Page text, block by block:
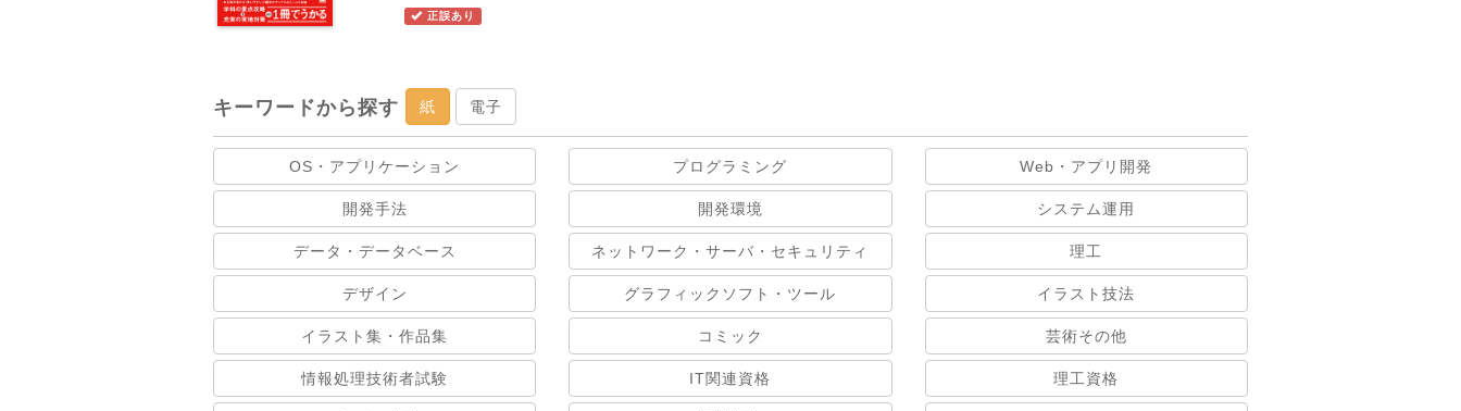
正誤あり
キーワードから探す 紙 電子
OS・アプリケーション プログラミング Web・アプリ開発
開発手法 開発環境 システム運用
データ・データベース ネットワーク・サーバ・セキュリティ 理工
デザイン グラフィックソフト・ツール イラスト技法
イラスト集・作品集 コミック 芸術その他
情報処理技術者試験 IT関連資格 理工資格